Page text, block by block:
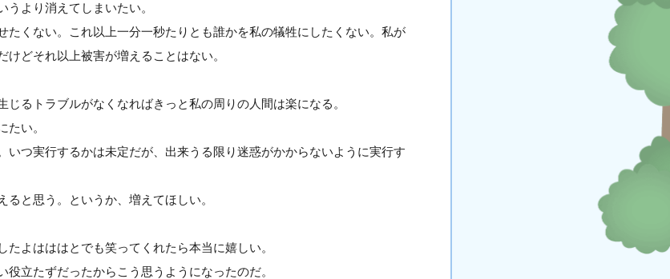
うより消えてしまいたい。
たくない。これ以上一分一秒たりとも誰かを私の犠牲にしたくない。私が
けどそれ以上被害が増えることはない。
じるトラブルがなくなればきっと私の周りの人間は楽になる。
たい。
いつ実行するかは未定だが、出来うる限り迷惑がかからないように実行す
ると思う。というか、増えてほしい。
たよはははとでも笑ってくれたら本当に嬉しい。
役立たずだったからこう思うようになったのだ。